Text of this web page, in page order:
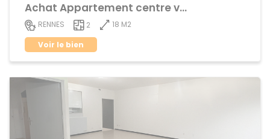
Achat Appartement centre ville
RENNES 2
18 M2
Voir le bien